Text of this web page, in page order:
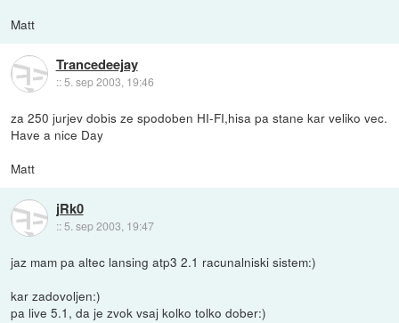
Matt
Trancedeejay
::5. sep 2003, 19:46
za 250 jurjev dobis ze spodoben HI-FI,hisa pa stane kar veliko vec.
Have a nice Day
Matt
jRk0
:: 5. sep 2003, 19:47
jaz mam pa altec lansing atp3 2.1 racunalniski sistem:)
kar zadovoljen:)
pa live 5.1, da je zvok vsaj kolko tolko dober:)